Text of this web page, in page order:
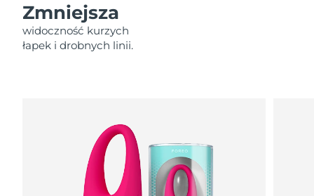
Zmniejsza
widoczność kurzych
łapek i drobnych linii.
SRA Makau (Chiny)
Oczekiwany czas dostawy